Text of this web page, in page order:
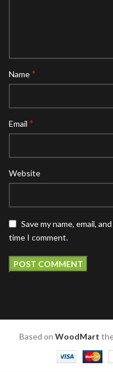
Name*
Email *
Website
Save my name, email,
time I comment.
Based on WoodMart